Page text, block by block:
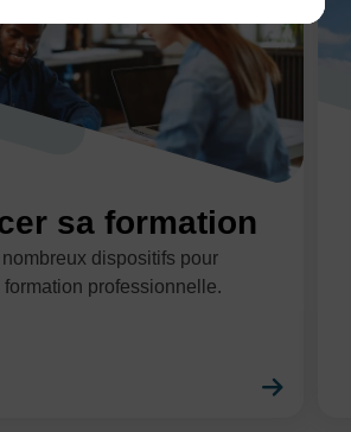
sa formation
nombreux dispositifs pour
professionnelle.